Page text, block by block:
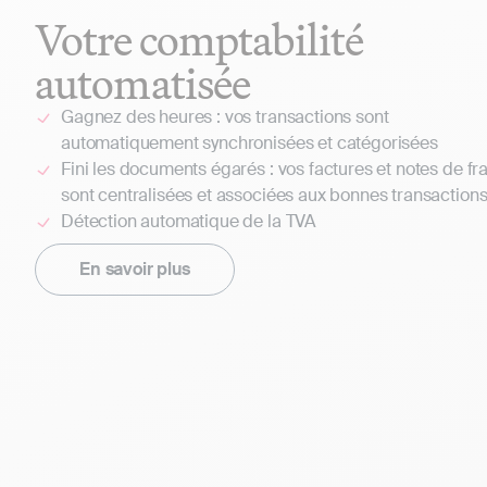
Votre comptabilité
automatisée
Gagnez des heures : vos transactions sont
automatiquement synchronisées et catégorisées
Fini les documents égarés : vos factures et notes de
sont centralisées et associées aux bonnes transactions
Détection automatique de la TVA
En savoir plus